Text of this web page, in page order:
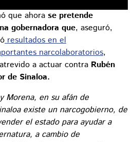
que ahora se pretende
gobernadora que, aseguró,
resultados en el
narcolaboratorios,
a actuar contra Rubén
de Sinaloa.
Morena, en su afán de
existe un narcogobierno, de
el estado para ayudar a
a cambio de